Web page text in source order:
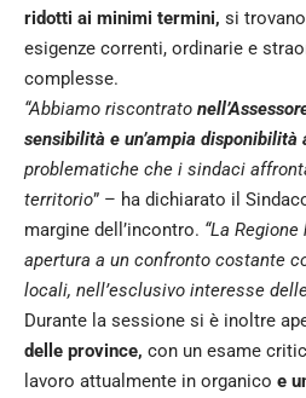
ridotti ai minimi termini, si
esigenze correnti, ordinarie e
complesse.
“Abbiamo riscontrato
sensibilità e un’ampia disponibilità
problematiche che i sindaci
territorio” – ha dichiarato il
margine dell’incontro. “La
apertura a un confronto costante
locali, nell’esclusivo interesse
Durante la sessione si è inoltre
delle province, con un esame
lavoro attualmente in organico e